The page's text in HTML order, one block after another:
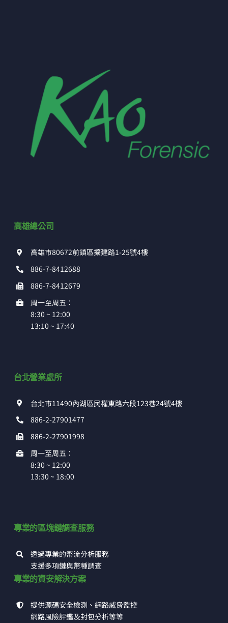
高雄總公司
高雄市80672前鎮區擴建路1-25號4樓
886-7-8412688
886-7-8412679
周一至周五：
8:30 ~ 12:00
13:10 ~ 17:40
台北營業處所
台北市11490內湖區民權東路六段123巷24號4樓
886-2-27901477
886-2-27901998
周一至周五：
8:30 ~ 12:00
13:30 ~ 18:00
專業的區塊鏈調查服務
透過專業的幣流分析服務
支援多項鏈與幣種調查
專業的資安解決方案
提供源碼安全檢測、網路威脅監控
網路風險評鑑及封包分析等等